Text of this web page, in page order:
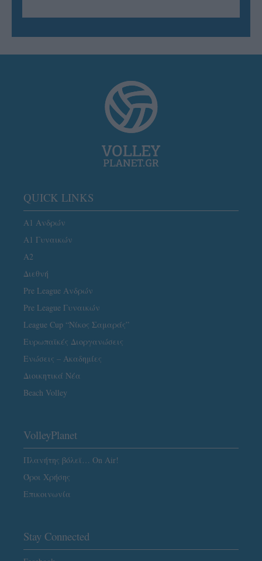
QUICK LINKS
Α1 Ανδρών
Α1 Γυναικών
A2
Διεθνή
Pre League Ανδρών
Pre League Γυναικών
League Cup “Νίκος Σαμαράς”
Ευρωπαϊκές Διοργανώσεις
Ενώσεις – Ακαδημίες
Διοικητικά Νέα
Beach Volley
VolleyPlanet
Πλανήτης βόλεϊ… On Air!
Όροι Χρήσης
Επικοινωνία
Stay Connected